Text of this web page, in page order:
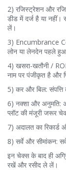
2) रजिस्ट्रेशन और
डीड में दर्ज है या
लें।
3) Encumbrance
लोन या लेनदेन पहले हुआ
4) खसरा-खतौनी /
नाम पर पंजीकृत है और
5) कर और बिल:
6) नक्शा और अनुमति:
प्लॉट की मंजूरी जरूर
7) अदालत का रिकार्ड
8) सर्वे और सीमांकन:
इन चेक्स के बाद ही
रखें और रसीद ले लें।